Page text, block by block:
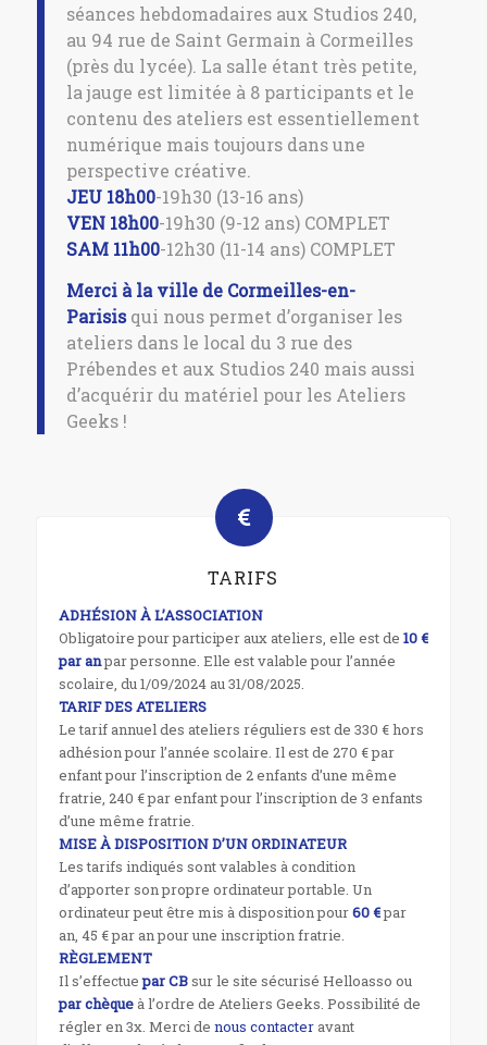
séances hebdomadaires aux Studios 240,
au 94 rue de Saint Germain à Cormeilles
(près du lycée). La salle étant très petite,
la jauge est limitée à 8 participants et le
contenu des ateliers est essentiellement
numérique mais toujours dans une
perspective créative.
JEU 18h00-19h30 (13-16 ans)
VEN 18h00-19h30 (9-12 ans) COMPLET
SAM 11h00-12h30 (11-14 ans) COMPLET
Merci à la ville de Cormeilles-en-
Parisisqui nous permet d’organiser les
ateliers dans le local du 3 rue des
Prébendes et aux Studios 240 mais aussi
d’acquérir du matériel pour les Ateliers
Geeks !
TARIFS
ADHÉSION À L’ASSOCIATION
Obligatoire pour participer aux ateliers, elle est de 10 €
par anpar personne. Elle est valable pour l’année
scolaire, du 1/09/2024 au 31/08/2025.
TARIF DES ATELIERS
Le tarif annuel des ateliers réguliers est de 330 € hors
adhésion pour l’année scolaire. Il est de 270 € par
enfant pour l’inscription de 2 enfants d’une même
fratrie, 240 € par enfant pour l’inscription de 3 enfants
d’une même fratrie.
MISE À DISPOSITION D’UN ORDINATEUR
Les tarifs indiqués sont valables à condition
d’apporter son propre ordinateur portable. Un
ordinateur peut être mis à disposition pour60 €par
an, 45 € par an pour une inscription fratrie.
RÈGLEMENT
Il s’effectuepar CBsur le site sécurisé Helloasso ou
par chèqueà l’ordre de Ateliers Geeks. Possibilité de
régler en 3x. Merci de nous contacteravant